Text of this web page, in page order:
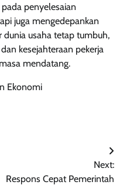
penyelesaian
juga mengedepankan
dunia usaha tetap tumbuh,
kesejahteraan pekerja
mendatang.
Ekonomi
Next:
Respons Cepat Pemerintah